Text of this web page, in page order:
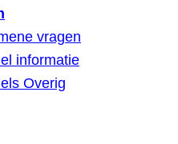
vragen
informatie
Overig